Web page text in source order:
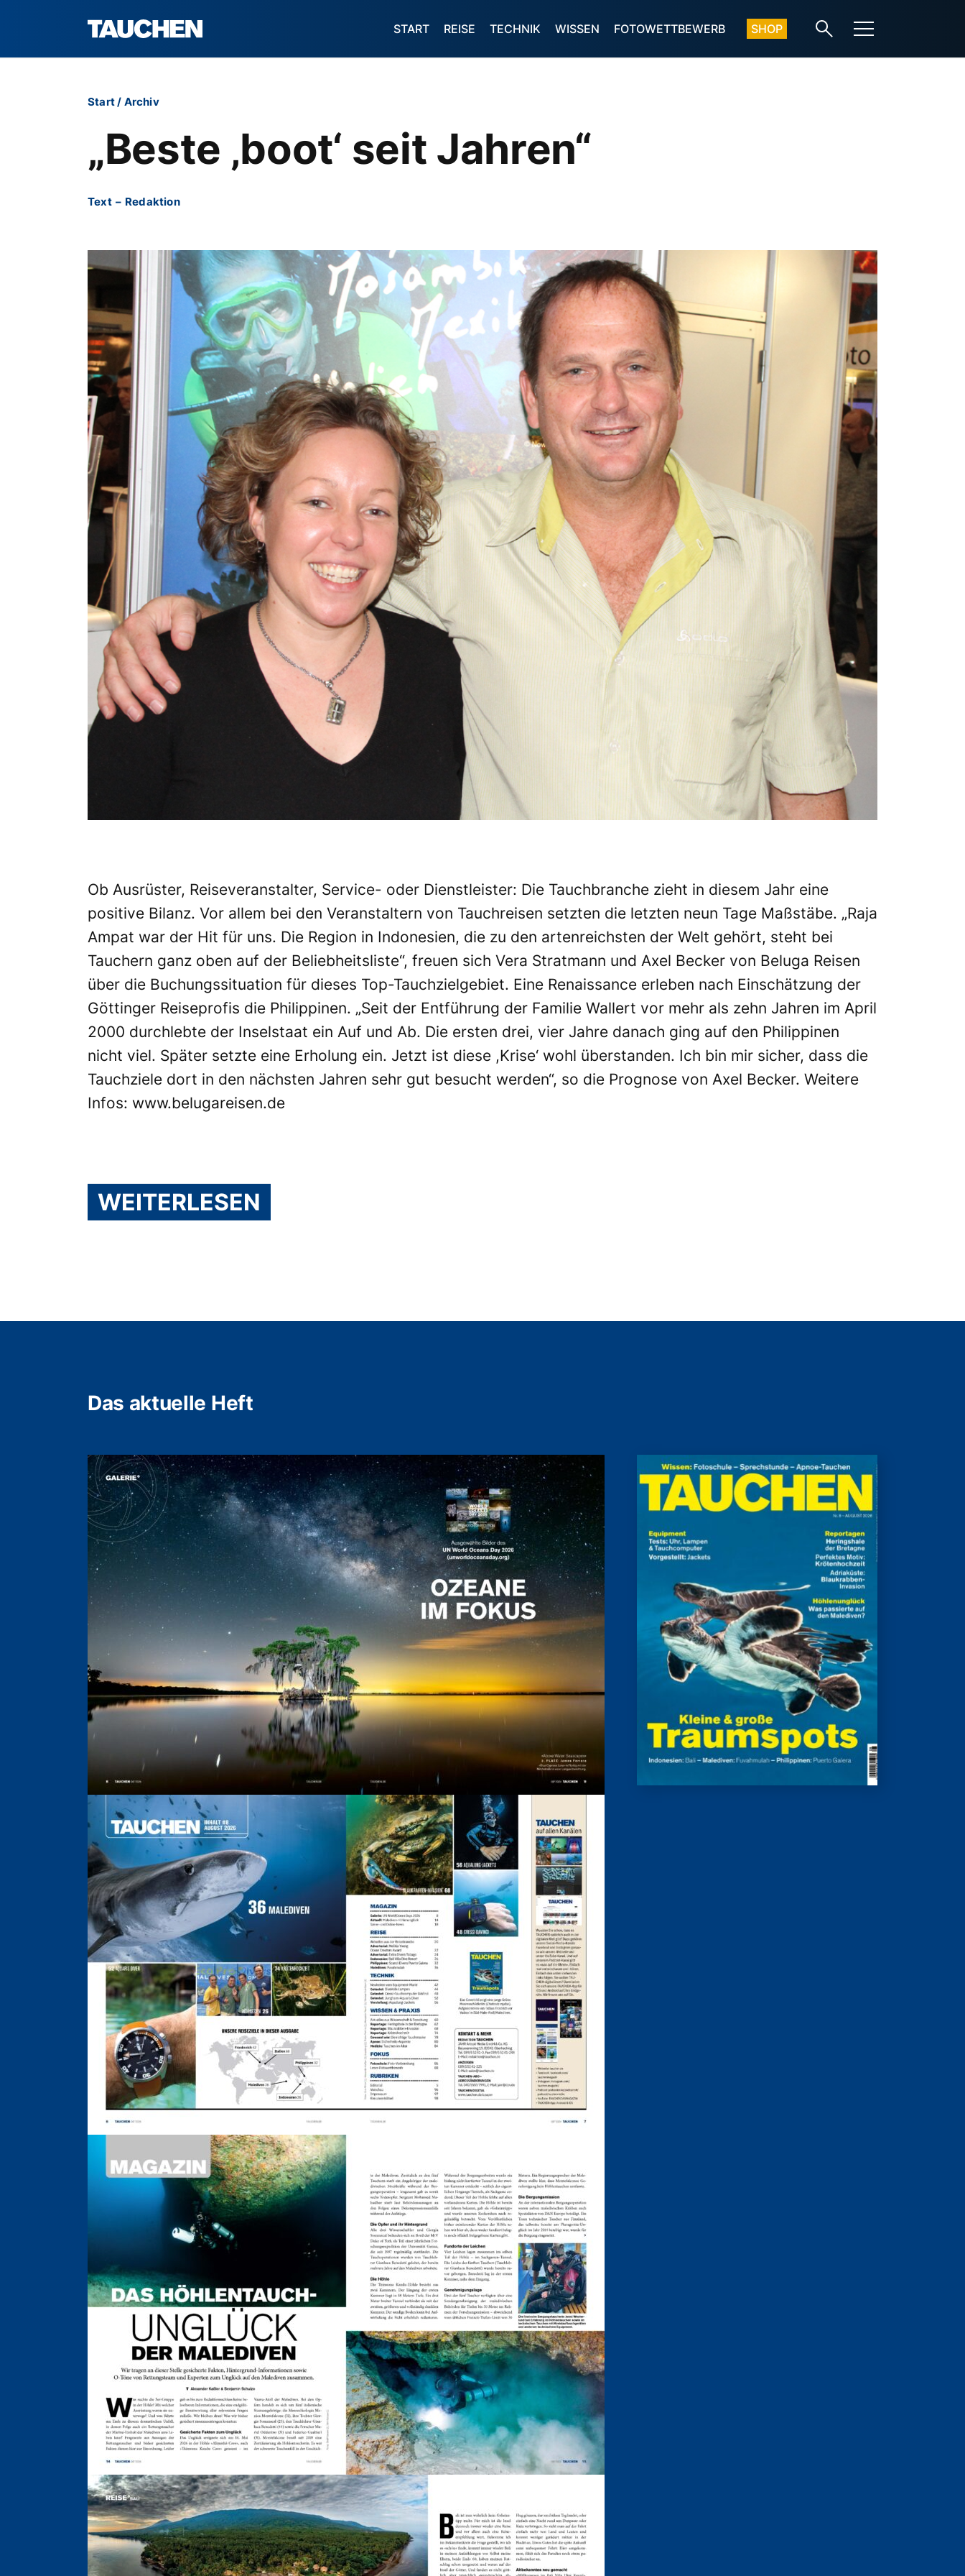
START REISE TECHNIK WISSEN FOTOWETTBEWERB SHOP
Start/ Archiv
„Beste ‚boot‘ seit Jahren“
Text – Redaktion
Ob Ausrüster, Reiseveranstalter, Service- oder Dienstleister: Die Tauchbranche zieht in diesem Jahr eine
positive Bilanz. Vor allem bei den Veranstaltern von Tauchreisen setzten die letzten neun Tage Maßstäbe. „Raja
Ampat war der Hit für uns. Die Region in Indonesien, die zu den artenreichsten der Welt gehört, steht bei
Tauchern ganz oben auf der Beliebheitsliste“, freuen sich Vera Stratmann und Axel Becker von Beluga Reisen
über die Buchungssituation für dieses Top-Tauchzielgebiet. Eine Renaissance erleben nach Einschätzung der
Göttinger Reiseprofis die Philippinen. „Seit der Entführung der Familie Wallert vor mehr als zehn Jahren im April
2000 durchlebte der Inselstaat ein Auf und Ab. Die ersten drei, vier Jahre danach ging auf den Philippinen
nicht viel. Später setzte eine Erholung ein. Jetzt ist diese ,Krise‘ wohl überstanden. Ich bin mir sicher, dass die
Tauchziele dort in den nächsten Jahren sehr gut besucht werden“, so die Prognose von Axel Becker. Weitere
Infos: www.belugareisen.de
WEITERLESEN
Das aktuelle Heft